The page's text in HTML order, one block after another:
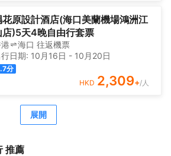
，在閒暇時光樂享美食美刻。為了滿
設置了不同規格的多功能會議廳，可
地，配備現代智能會務設備，盡享高
店還設置了清新雅緻的棋牌包廂、海
健身休閒娛樂配套，讓賓客逸享愜意
閒旅遊的別樣意趣。
花原設計酒店(海口美蘭機場鴻洲江
店)5天4晚自由行套票
海口 往返機票
日期: 10月16日 - 10月20日
分
HKD 2,309+/人
展開
推薦